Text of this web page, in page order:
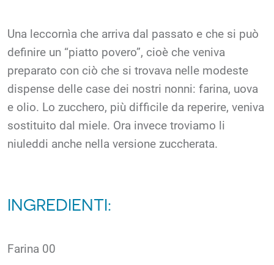
Una leccornìa che arriva dal passato e che si può
definire un “piatto povero”, cioè che veniva
preparato con ciò che si trovava nelle modeste
dispense delle case dei nostri nonni: farina, uova
e olio. Lo zucchero, più difficile da reperire, veniva
sostituito dal miele. Ora invece troviamo li
niuleddi anche nella versione zuccherata.
INGREDIENTI:
Farina 00